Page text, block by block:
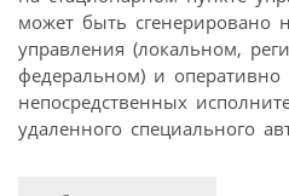
может быть сгенерировано
управления (локальном,
федеральном) и
непосредственных
удаленного специального